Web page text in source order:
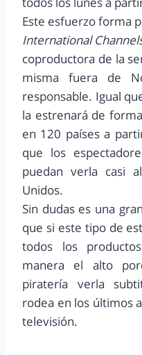
Este esfuerzo forma
International
coproductora de la
misma fuera de
responsable. Igual
la estrenará de
en 120 países a
que los
puedan verla casi
Unidos.
Sin dudas es una
que si este tipo de
todos los
manera el alto
piratería verla
rodea en los últimos
televisión.